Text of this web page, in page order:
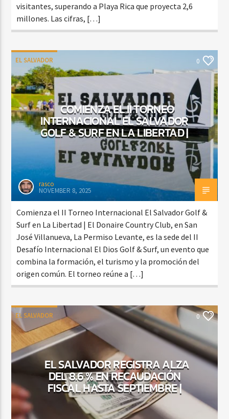
visitantes, superando a Playa Rica que proyecta 2,6
millones. Las cifras, […]
EL SALVADOR 0
COMIENZA EL II TORNEO
INTERNACIONAL EL SALVADOR
GOLF & SURF EN LA LIBERTAD |
rasco
NOVEMBER 8, 2025
Comienza el II Torneo Internacional El Salvador Golf &
Surf en La Libertad | El Donaire Country Club, en San
José Villanueva, La Permiso Levante, es la sede del II
Desafío Internacional El Dios Golf & Surf, un evento que
combina la formación, el turismo y la promoción del
origen común. El torneo reúne a […]
EL SALVADOR 0
EL SALVADOR REGISTRA ALZA
DEL 8.6 % EN RECAUDACIÓN
FISCAL HASTA SEPTIEMBRE |